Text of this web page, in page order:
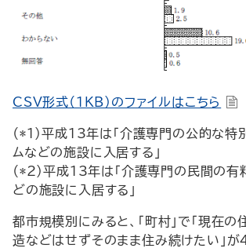
CSV形式（1KB）のファイルはこちら
（*1）平成13年は「介護専門の公的な特
ムなどの施設に入居する」
（*2）平成13年は「介護専門の民間の有
どの施設に入居する」
都市規模別にみると、「町村」で「現在の
造などはせずそのまま住み続けたい」